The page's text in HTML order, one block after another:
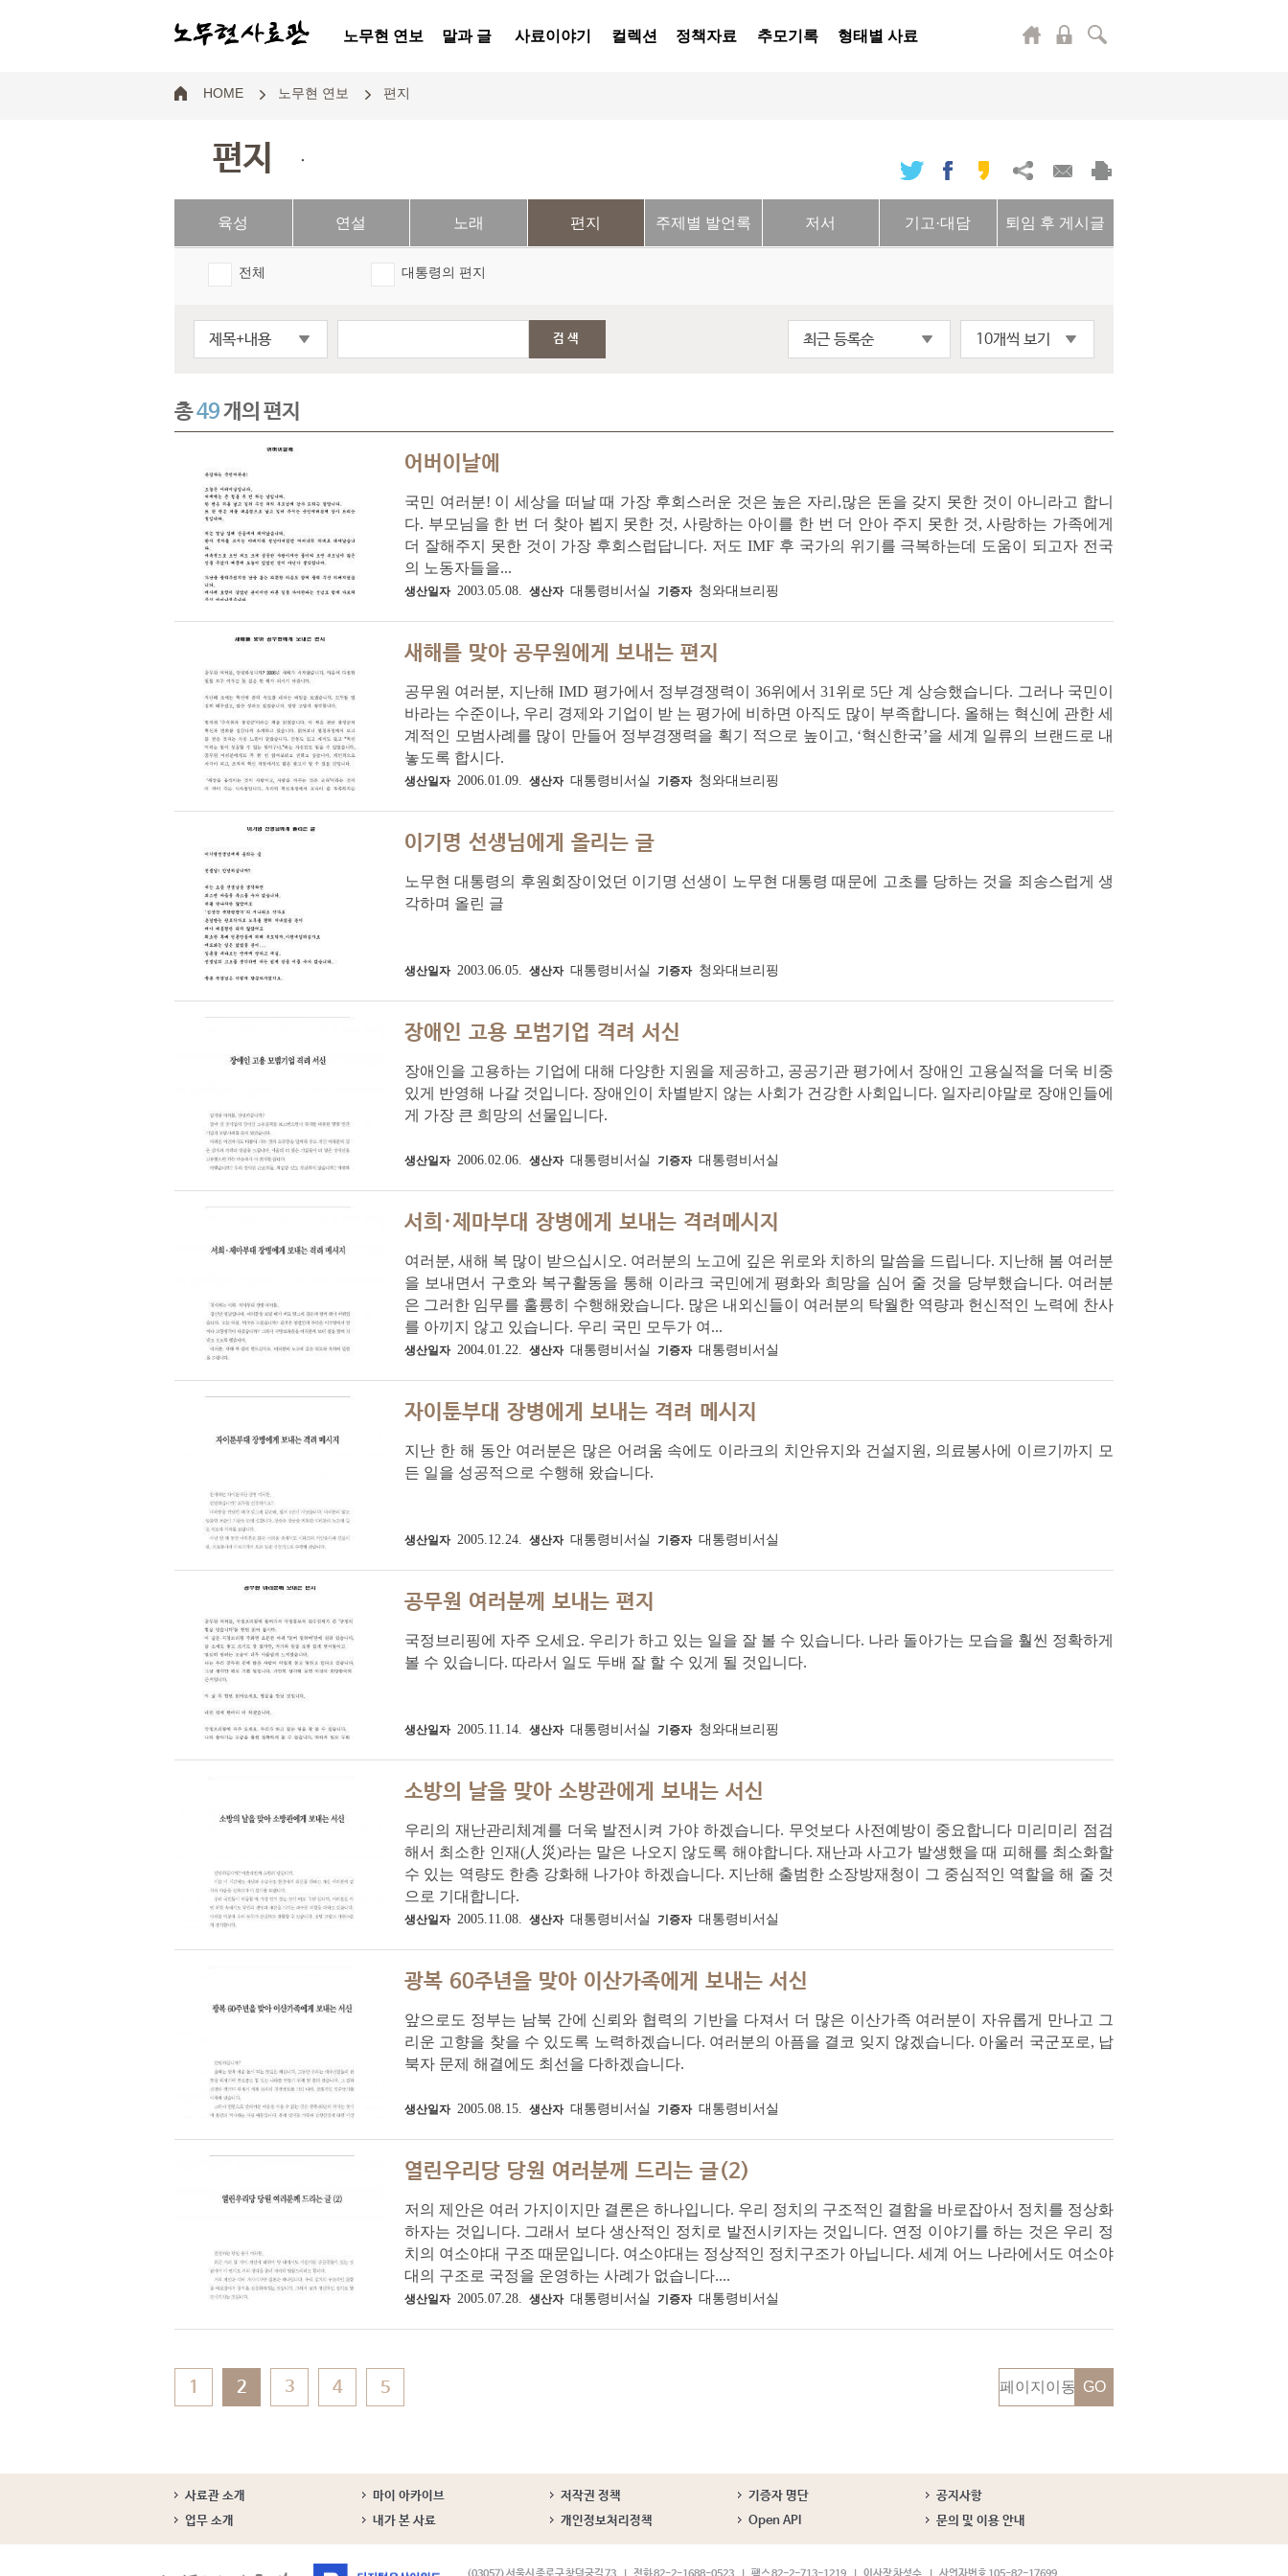
노무현 연보 말과 글 사료이야기 컬렉션 정책자료 추모기록 형태별 사료
HOME 노무현 연보 편지
편지 .
육성 연설 노래 편지 주제별 발언록 저서 기고·대담 퇴임 후 게시글
전체 대통령의 편지
제목+내용 검색 최근 등록순 10개씩 보기
총49개의 편지
어버이날에
국민 여러분! 이 세상을 떠날 때 가장 후회스러운 것은 높은 자리,많은 돈을 갖지 못한 것이 아니라고 합니
다. 부모님을 한 번 더 찾아 뵙지 못한 것, 사랑하는 아이를 한 번 더 안아 주지 못한 것, 사랑하는 가족에게
더 잘해주지 못한 것이 가장 후회스럽답니다. 저도 IMF 후 국가의 위기를 극복하는데 도움이 되고자 전국
의 노동자들을...
생산일자 2003.05.08. 생산자 대통령비서실 기증자 청와대브리핑
새해를 맞아 공무원에게 보내는 편지
공무원 여러분, 지난해 IMD 평가에서 정부경쟁력이 36위에서 31위로 5단 계 상승했습니다. 그러나 국민이
바라는 수준이나, 우리 경제와 기업이 받 는 평가에 비하면 아직도 많이 부족합니다. 올해는 혁신에 관한 세
계적인 모범사례를 많이 만들어 정부경쟁력을 획기 적으로 높이고, ‘혁신한국’을 세계 일류의 브랜드로 내
놓도록 합시다.
생산일자 2006.01.09. 생산자 대통령비서실 기증자 청와대브리핑
이기명 선생님에게 올리는 글
노무현 대통령의 후원회장이었던 이기명 선생이 노무현 대통령 때문에 고초를 당하는 것을 죄송스럽게 생
각하며 올린 글
생산일자 2003.06.05. 생산자 대통령비서실 기증자 청와대브리핑
장애인 고용 모범기업 격려 서신
장애인을 고용하는 기업에 대해 다양한 지원을 제공하고, 공공기관 평가에서 장애인 고용실적을 더욱 비중
있게 반영해 나갈 것입니다. 장애인이 차별받지 않는 사회가 건강한 사회입니다. 일자리야말로 장애인들에
게 가장 큰 희망의 선물입니다.
생산일자 2006.02.06. 생산자 대통령비서실 기증자 대통령비서실
서희·제마부대 장병에게 보내는 격려메시지
여러분, 새해 복 많이 받으십시오. 여러분의 노고에 깊은 위로와 치하의 말씀을 드립니다. 지난해 봄 여러분
을 보내면서 구호와 복구활동을 통해 이라크 국민에게 평화와 희망을 심어 줄 것을 당부했습니다. 여러분
은 그러한 임무를 훌륭히 수행해왔습니다. 많은 내외신들이 여러분의 탁월한 역량과 헌신적인 노력에 찬사
를 아끼지 않고 있습니다. 우리 국민 모두가 여...
생산일자 2004.01.22. 생산자 대통령비서실 기증자 대통령비서실
자이툰부대 장병에게 보내는 격려 메시지
지난 한 해 동안 여러분은 많은 어려움 속에도 이라크의 치안유지와 건설지원, 의료봉사에 이르기까지 모
든 일을 성공적으로 수행해 왔습니다.
생산일자 2005.12.24. 생산자 대통령비서실 기증자 대통령비서실
공무원 여러분께 보내는 편지
국정브리핑에 자주 오세요. 우리가 하고 있는 일을 잘 볼 수 있습니다. 나라 돌아가는 모습을 훨씬 정확하게
볼 수 있습니다. 따라서 일도 두배 잘 할 수 있게 될 것입니다.
생산일자 2005.11.14. 생산자 대통령비서실 기증자 청와대브리핑
소방의 날을 맞아 소방관에게 보내는 서신
우리의 재난관리체계를 더욱 발전시켜 가야 하겠습니다. 무엇보다 사전예방이 중요합니다 미리미리 점검
해서 최소한 인재(人災)라는 말은 나오지 않도록 해야합니다. 재난과 사고가 발생했을 때 피해를 최소화할
수 있는 역량도 한층 강화해 나가야 하겠습니다. 지난해 출범한 소장방재청이 그 중심적인 역할을 해 줄 것
으로 기대합니다.
생산일자 2005.11.08. 생산자 대통령비서실 기증자 대통령비서실
광복 60주년을 맞아 이산가족에게 보내는 서신
앞으로도 정부는 남북 간에 신뢰와 협력의 기반을 다져서 더 많은 이산가족 여러분이 자유롭게 만나고 그
리운 고향을 찾을 수 있도록 노력하겠습니다. 여러분의 아픔을 결코 잊지 않겠습니다. 아울러 국군포로, 납
북자 문제 해결에도 최선을 다하겠습니다.
생산일자 2005.08.15. 생산자 대통령비서실 기증자 대통령비서실
열린우리당 당원 여러분께 드리는 글(2)
저의 제안은 여러 가지이지만 결론은 하나입니다. 우리 정치의 구조적인 결함을 바로잡아서 정치를 정상화
하자는 것입니다. 그래서 보다 생산적인 정치로 발전시키자는 것입니다. 연정 이야기를 하는 것은 우리 정
치의 여소야대 구조 때문입니다. 여소야대는 정상적인 정치구조가 아닙니다. 세계 어느 나라에서도 여소야
대의 구조로 국정을 운영하는 사례가 없습니다....
생산일자 2005.07.28. 생산자 대통령비서실 기증자 대통령비서실
1 2 3 4 5
사료관 소개 마이 아카이브 저작권 정책 기증자 명단
공지사항
업무 소개
내가 본 사료 개인정보처리정책 Open API 문의 및 이용 안내